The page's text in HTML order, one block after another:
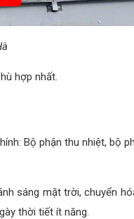
hợp nhất.
Bộ phận thu nhiệt, bộ
sáng mặt trời, chuyển
thời tiết ít năng.